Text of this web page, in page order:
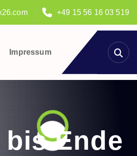
+49 15 56 16 03 519
Impressum
Ende